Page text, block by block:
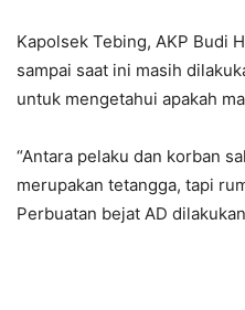
Kapolsek Tebing, AKP Budi
sampai saat ini masih
untuk mengetahui apakah
“Antara pelaku dan korban
merupakan tetangga, tapi
Perbuatan bejat AD